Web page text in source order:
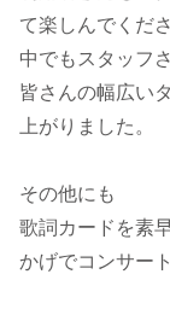
て楽しんでくだ
中でもスタッフ
皆さんの幅広い
上がりました。
その他にも
歌詞カードを素